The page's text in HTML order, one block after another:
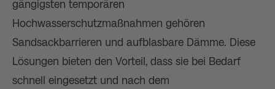
gängigsten temporären
Hochwasserschutzmaßnahmen gehören
Sandsackbarrieren und aufblasbare Dämme. Diese
Lösungen bieten den Vorteil, dass sie bei Bedarf
schnell eingesetzt und nach dem